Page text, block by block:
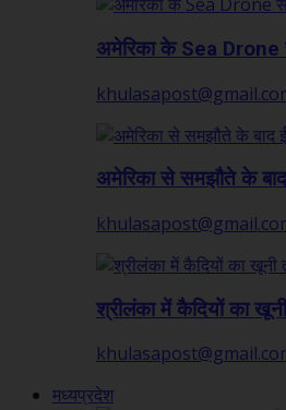
अमेरिका के Sea Drone
अमेरिका से समझौते के बाद
श्रीलंका में कैदियों का
मध्यप्रदेश